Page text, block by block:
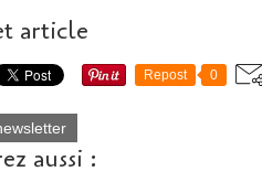
article
Repost 0
aussi :